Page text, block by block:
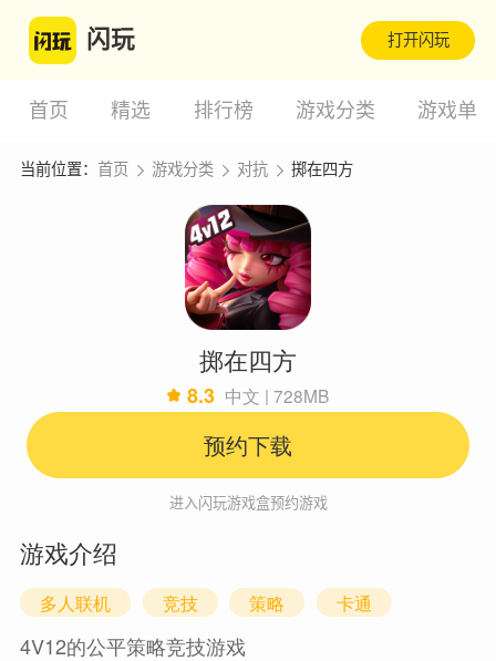
闪玩 打开闪玩
首页 精选 排行榜 游戏分类 游戏单
当前位置： 首页 游戏分类 对抗 掷在四方
掷在四方
8.3 中文 | 728MB
预约下载
进入闪玩游戏盒预约游戏
游戏介绍
多人联机 竞技 策略 卡通
4V12的公平策略竞技游戏